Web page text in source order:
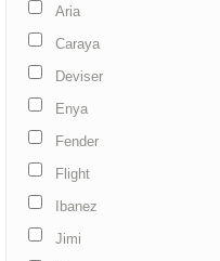
Aria
Caraya
Deviser
Enya
Fender
Flight
Ibanez
Jimi